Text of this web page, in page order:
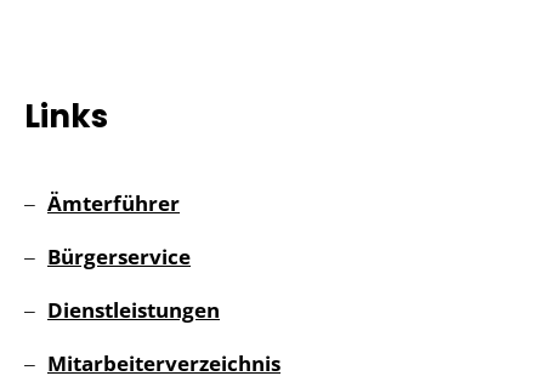
Links
Ämterführer
Bürgerservice
Dienstleistungen
Mitarbeiterverzeichnis